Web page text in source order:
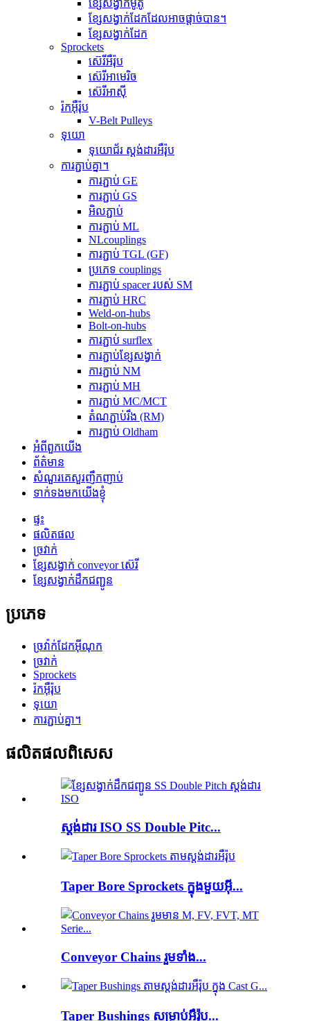
ខ្សែសង្វាក់ម៉ូតូ
ខ្សែសង្វាក់ដែកដែលអាចផ្ដាច់បាន។
ខ្សែសង្វាក់ដែក
Sprockets
ស៊េរីអឺរ៉ុប
ស៊េរីអាមេរិច
ស៊េរីអាស៊ី
រ៉កអ៊ឺរ៉ុប
V-Belt Pulleys
ទុយោ
ទុយោជ័រ ស្តង់ដារអឺរ៉ុប
ការភ្ជាប់គ្នា។
ការភ្ជាប់ GE
ការភ្ជាប់ GS
អិលភ្ជាប់
ការភ្ជាប់ ML
NLcouplings
ការភ្ជាប់ TGL (GF)
ប្រភេទ couplings
ការភ្ជាប់ spacer របស់ SM
ការភ្ជាប់ HRC
Weld-on-hubs
Bolt-on-hubs
ការភ្ជាប់ surflex
ការភ្ជាប់ខ្សែសង្វាក់
ការភ្ជាប់ NM
ការភ្ជាប់ MH
ការភ្ជាប់ MC/MCT
តំណភ្ជាប់រឹង (RM)
ការភ្ជាប់ Oldham
អំពីពួកយើង
ព័ត៌មាន
សំណួរគេសួរញឹកញាប់
ទាក់ទងមកយើងខ្ញុំ
ផ្ទះ
ផលិតផល
ច្រវាក់
ខ្សែសង្វាក់ conveyor ស៊េរី
ខ្សែសង្វាក់ដឹកជញ្ជូន
ប្រភេទ
ច្រវ៉ាក់ដែកអ៊ីណុក
ច្រវាក់
Sprockets
រ៉កអ៊ឺរ៉ុប
ទុយោ
ការភ្ជាប់គ្នា។
ផលិតផលពិសេស
ស្តង់ដារ ISO SS Double Pitc...
Taper Bore Sprockets ក្នុងមួយអ៊ី...
Conveyor Chains រួមទាំង...
Taper Bushings សម្រាប់អឺរ៉ុប...